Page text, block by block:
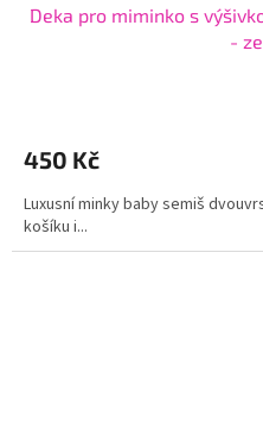
Deka pro miminko s
-
450 Kč
Luxusní minky baby semiš
košíku i...